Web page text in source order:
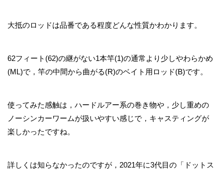
大抵のロッドは品番である程度どんな性質かわかります。
62フィート(62)の継がない1本竿(1)の通常より少しやわらかめ
(ML)で，竿の中間から曲がる(R)のベイト用ロッド(B)です。
使ってみた感触は，ハードルアー系の巻き物や，少し重めの
ノーシンカーワームが扱いやすい感じで，キャスティングが
楽しかったですね。
詳しくは知らなかったのですが，2021年に3代目の「ドットス